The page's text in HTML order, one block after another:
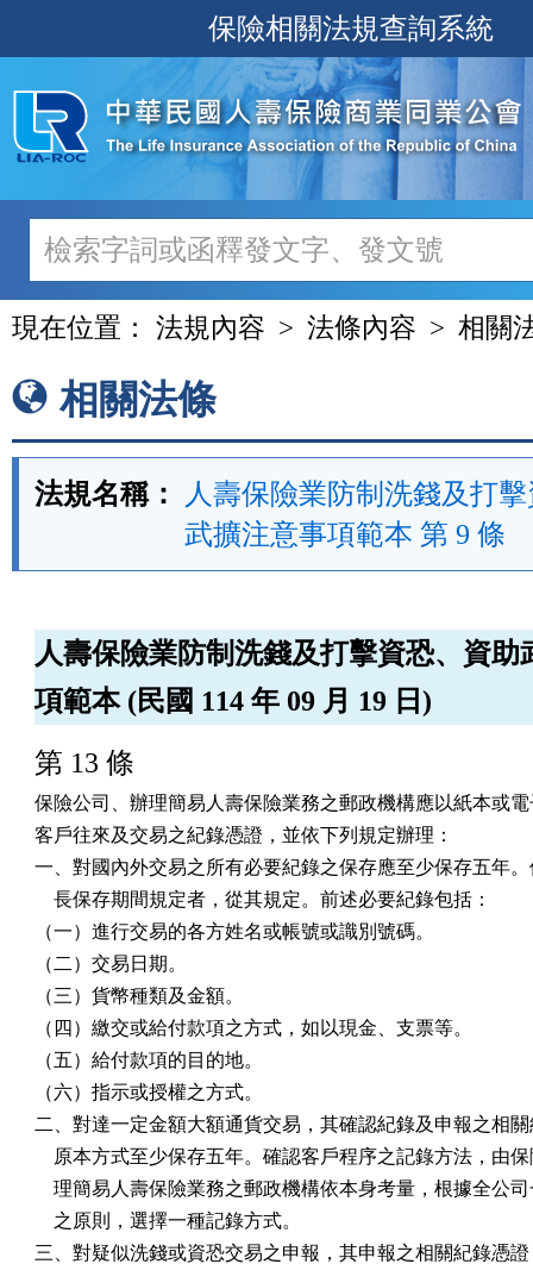
至
主
內
容
保險相關法規查詢系統
現在位置： 法規內容 法條內容 相關
相關法條
法規名稱：
人壽保險業防制洗錢及打
武擴注意事項範本 第 9 條
人壽保險業防制洗錢及打擊資恐、資助
項範本 (民國 114 年 09 月 19 日)
第 13 條
保險公司、辦理簡易人壽保險業務之郵政機構應以紙本或
客戶往來及交易之紀錄憑證，並依下列規定辦理：
一、對國內外交易之所有必要紀錄之保存應至少保存五年
    長保存期間規定者，從其規定。前述必要紀錄包括：
（一）進行交易的各方姓名或帳號或識別號碼。
（二）交易日期。
（三）貨幣種類及金額。
（四）繳交或給付款項之方式，如以現金、支票等。
（五）給付款項的目的地。
（六）指示或授權之方式。
二、對達一定金額大額通貨交易，其確認紀錄及申報之相
原本方式至少保存五年。確認客戶程序之記錄方法，由
理簡易人壽保險業務之郵政機構依本身考量，根據全公
    之原則，選擇一種記錄方式。
三、對疑似洗錢或資恐交易之申報，其申報之相關紀錄憑